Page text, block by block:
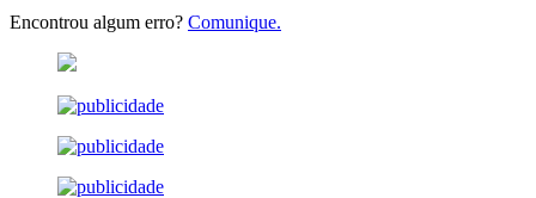
Encontrou algum erro? Comunique.